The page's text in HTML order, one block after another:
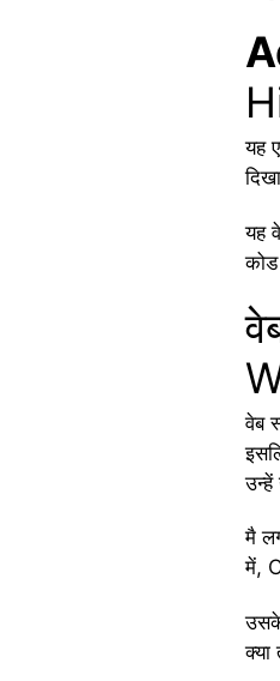
यह
यह
वेब
मै
में,
क्या